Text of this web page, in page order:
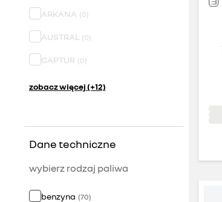
ARKANA (0)
AUSTRAL (0)
CAPTUR (0)
zobacz więcej (+12)
Dane techniczne
wybierz rodzaj paliwa
benzyna (70)